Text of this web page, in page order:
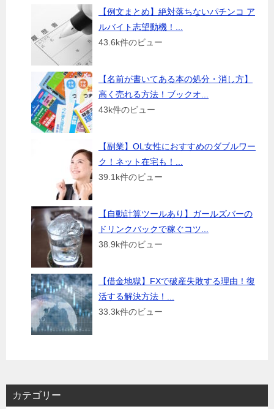
【例文まとめ】絶対落ちないパチンコ ア
ルバイト志望動機！...
43.6k件のビュー
【名前が書いてある本の処分・消し方】
高く売れる方法！ブックオ...
43k件のビュー
【副業】OL女性におすすめのダブルワー
ク！ネット在宅も！...
39.1k件のビュー
【自動計算ツールあり】ガールズバーの
ドリンクバックで稼ぐコツ...
38.9k件のビュー
【借金地獄】FXで破産失敗する理由！復
活する解決方法！...
33.3k件のビュー
カテゴリー